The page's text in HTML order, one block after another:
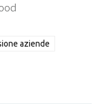
aziende